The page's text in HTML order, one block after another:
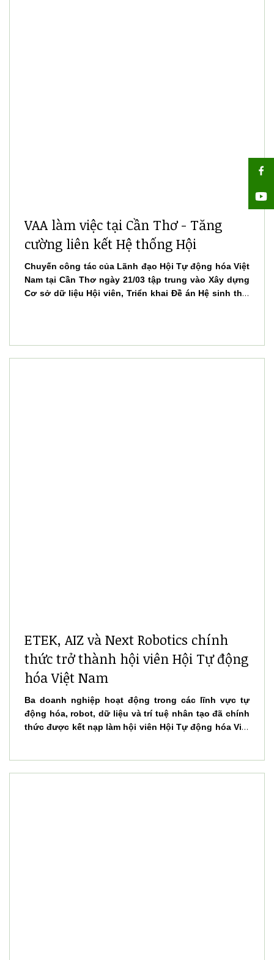
VAA làm việc tại Cần Thơ - Tăng
cường liên kết Hệ thống Hội
Chuyến công tác của Lãnh đạo Hội Tự động hóa Việt
Nam tại Cần Thơ ngày 21/03 tập trung vào Xây dựng
Cơ sở dữ liệu Hội viên, Triển khai Đề án Hệ sinh thái
ETEK, AIZ và Next Robotics chính
thức trở thành hội viên Hội Tự động
hóa Việt Nam
Ba doanh nghiệp hoạt động trong các lĩnh vực tự
động hóa, robot, dữ liệu và trí tuệ nhân tạo đã chính
thức được kết nạp làm hội viên Hội Tự động hóa Việt